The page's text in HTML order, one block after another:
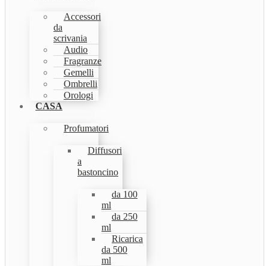
Accessori
da
scrivania
Audio
Fragranze
Gemelli
Ombrelli
Orologi
CASA
Profumatori
Diffusori
a
bastoncino
da 100
ml
da 250
ml
Ricarica
da 500
ml